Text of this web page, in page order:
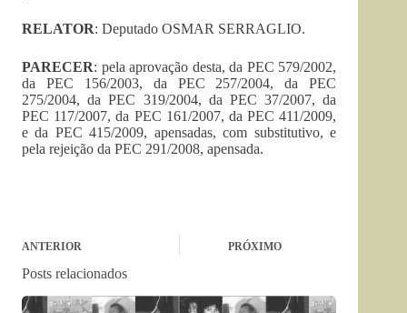
RELATOR: Deputado OSMAR SERRAGLIO.
PARECER: pela aprovação desta, da PEC 579/2002,
da PEC 156/2003, da PEC 257/2004, da PEC
275/2004, da PEC 319/2004, da PEC 37/2007, da
PEC 117/2007, da PEC 161/2007, da PEC 411/2009,
e da PEC 415/2009, apensadas, com substitutivo, e
pela rejeição da PEC 291/2008, apensada.
ANTERIOR PRÓXIMO
Posts relacionados